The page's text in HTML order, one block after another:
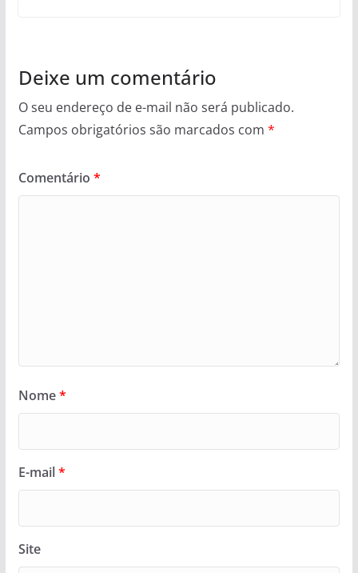
Deixe um comentário
O seu endereço de e-mail não será publicado.
Campos obrigatórios são marcados com *
Comentário *
Nome*
E-mail*
Site